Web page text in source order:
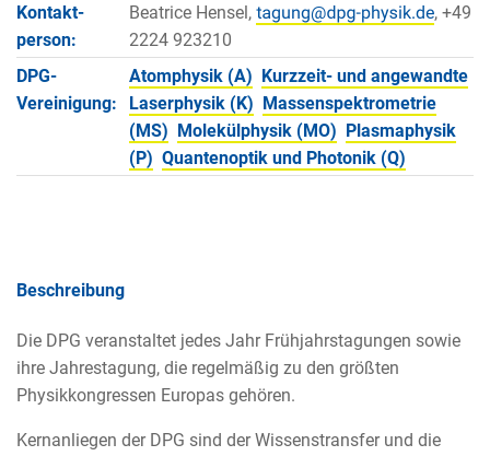
Kontakt­
person:
Beatrice Hensel,
, +49
2224 923210
DPG-
Vereinigung:
Atomphysik (A) Kurzzeit- und angewandte
Laserphysik (K) Massenspektrometrie
(MS) Molekülphysik (MO) Plasmaphysik
(P) Quantenoptik und Photonik (Q)
Beschreibung
Die DPG veranstaltet jedes Jahr Frühjahrstagungen sowie
ihre Jahrestagung, die regelmäßig zu den größten
Physikkongressen Europas gehören.
Kernanliegen der DPG sind der Wissenstransfer und die